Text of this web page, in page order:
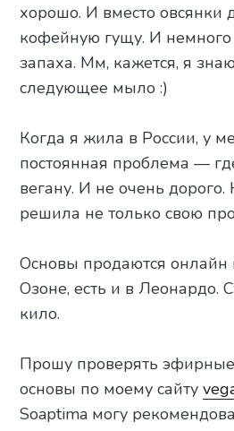
хорошо. И вместо овсянки
кофейную гущу. И немного
запаха. Мм, кажется, я
следующее мыло :)
Когда я жила в России, у
постоянная проблема —
вегану. И не очень дорого.
решила не только свою
Основы продаются онлайн
Озоне, есть и в Леонардо.
кило.
Прошу проверять
основы по моему сайту
Soaptima могу